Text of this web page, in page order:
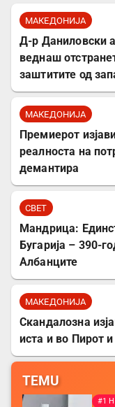
МАКЕДОНИЈА
Д-р Даниловски
веднаш
заштитите од
МАКЕДОНИЈА
Премиерот
реалноста на
демантира
СВЕТ
Мандрица:
Бугарија – 390-
Албанците
МАКЕДОНИЈА
Скандалозна
иста и во Пирот
TEMU
#1